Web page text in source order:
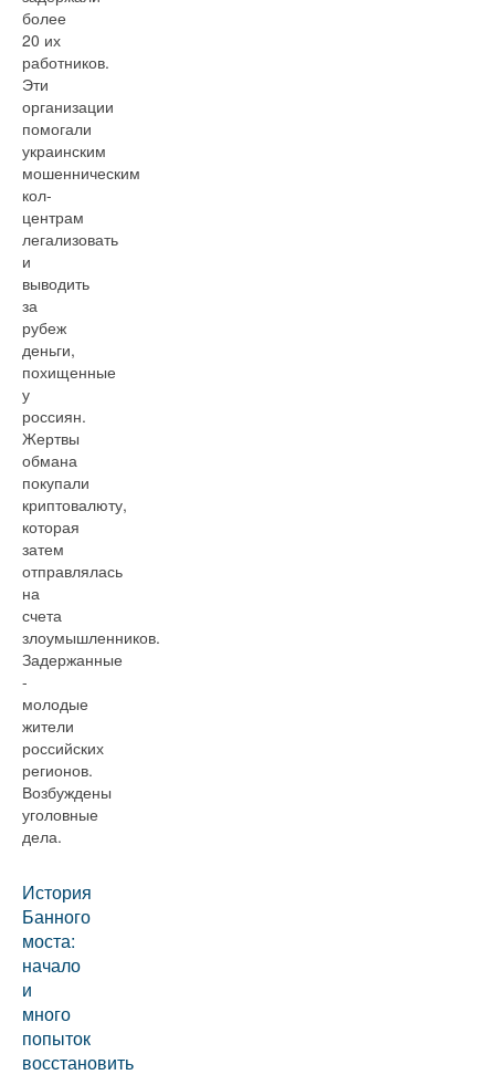
более
20 их
работников.
Эти
организации
помогали
украинским
мошенническим
кол-
центрам
легализовать
и
выводить
за
рубеж
деньги,
похищенные
у
россиян.
Жертвы
обмана
покупали
криптовалюту,
которая
затем
отправлялась
на
счета
злоумышленников.
Задержанные
-
молодые
жители
российских
регионов.
Возбуждены
уголовные
дела.
История
Банного
моста:
начало
и
много
попыток
восстановить